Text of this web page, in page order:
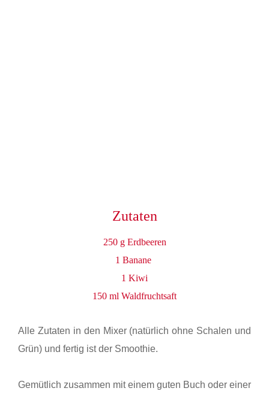
Zutaten
250 g Erdbeeren
1 Banane
1 Kiwi
150 ml Waldfruchtsaft
Alle Zutaten in den Mixer (natürlich ohne Schalen und
Grün) und fertig ist der Smoothie.
Gemütlich zusammen mit einem guten Buch oder einer